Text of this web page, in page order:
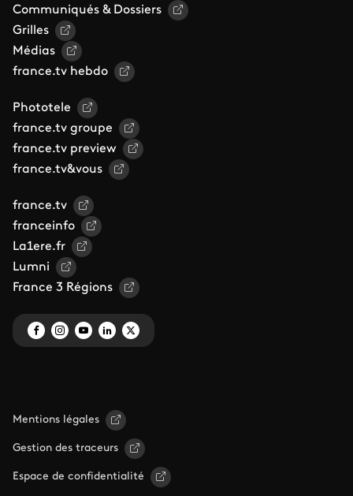
Communiqués & Dossiers
Grilles
Médias
france.tv hebdo
Phototele
france.tv groupe
france.tv preview
france.tv&vous
france.tv
franceinfo
La1ere.fr
Lumni
France 3 Régions
Mentions légales
Gestion des traceurs
Espace de confidentialité